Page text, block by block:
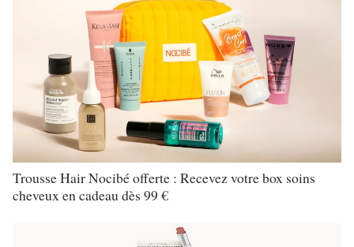
Trousse Hair Nocibé offerte : Recevez votre box soins
cheveux en cadeau dès 99 €